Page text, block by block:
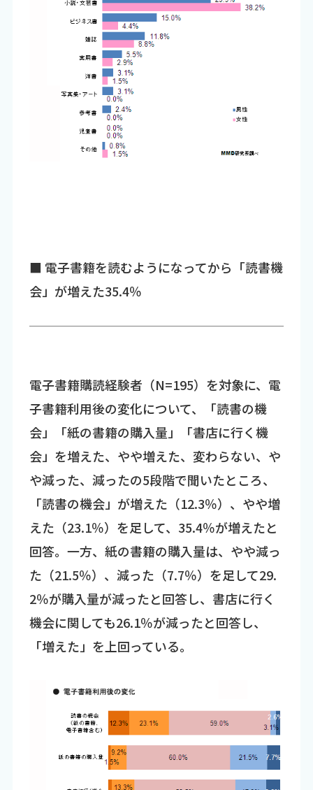
■ 電子書籍を読むようになってから「読書機
会」が増えた35.4％
電子書籍購読経験者（N=195）を対象に、電
子書籍利用後の変化について、「読書の機
会」「紙の書籍の購入量」「書店に行く機
会」を増えた、やや増えた、変わらない、や
や減った、減ったの5段階で聞いたところ、
「読書の機会」が増えた（12.3％）、やや増
えた（23.1％）を足して、35.4％が増えたと
回答。一方、紙の書籍の購入量は、やや減っ
た（21.5％）、減った（7.7％）を足して29.
2％が購入量が減ったと回答し、書店に行く
機会に関しても26.1％が減ったと回答し、
「増えた」を上回っている。